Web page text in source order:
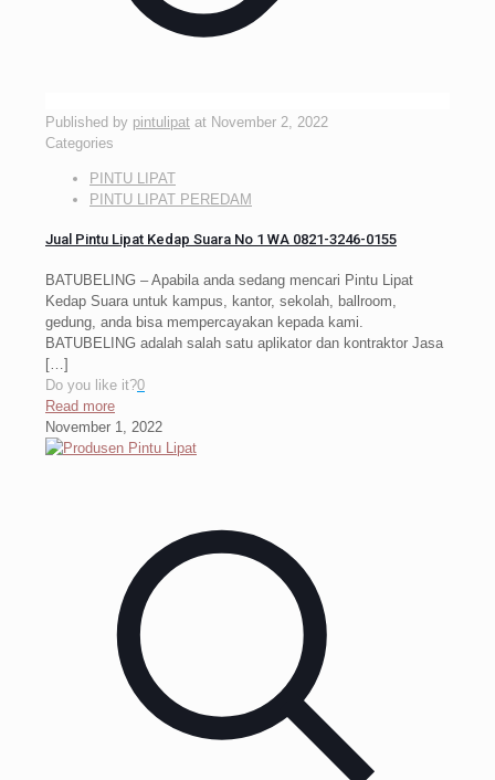
Published by pintulipat at November 2, 2022
Categories
PINTU LIPAT
PINTU LIPAT PEREDAM
Jual Pintu Lipat Kedap Suara No 1 WA 0821-3246-0155
BATUBELING – Apabila anda sedang mencari Pintu Lipat
Kedap Suara untuk kampus, kantor, sekolah, ballroom,
gedung, anda bisa mempercayakan kepada kami.
BATUBELING adalah salah satu aplikator dan kontraktor Jasa
[…]
Do you like it?0
Read more
November 1, 2022